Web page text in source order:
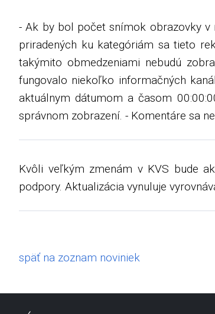
- Ak by bol počet snímok obrazovky v
priradených ku kategóriám sa tieto
takýmito obmedzeniami nebudú
fungovalo niekoľko informačných
aktuálnym dátumom a časom
správnom zobrazení. - Komentáre sa
Kvôli veľkým zmenám v KVS bude
podpory. Aktualizácia vynuluje
späť na zoznam noviniek